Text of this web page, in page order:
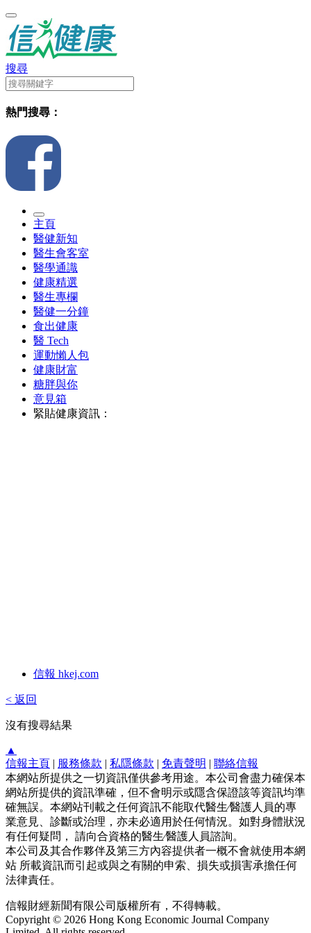
搜尋
熱門搜尋：
主頁
醫健新知
醫生會客室
醫學通識
健康精選
醫生專欄
醫健一分鐘
食出健康
醫 Tech
運動懶人包
健康財富
糖胖與你
意見箱
緊貼健康資訊：
信報 hkej.com
< 返回
沒有搜尋結果
▲
信報主頁 | 服務條款 | 私隱條款 | 免責聲明 | 聯絡信報
本網站所提供之一切資訊僅供參考用途。本公司會盡力確保本
網站所提供的資訊準確，但不會明示或隱含保證該等資訊均準
確無誤。本網站刊載之任何資訊不能取代醫生∕醫護人員的專
業意見、診斷或治理，亦未必適用於任何情況。如對身體狀況
有任何疑問， 請向合資格的醫生∕醫護人員諮詢。
本公司及其合作夥伴及第三方內容提供者一概不會就使用本網
站 所載資訊而引起或與之有關的申索、損失或損害承擔任何
法律責任。
信報財經新聞有限公司版權所有，不得轉載。
Copyright © 2026 Hong Kong Economic Journal Company